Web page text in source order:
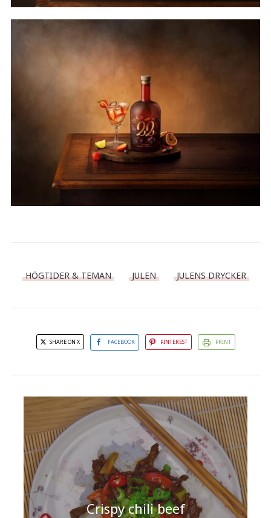
HÖGTIDER & TEMAN JULEN JULENS DRYCKER
SHARE ON X FACEBOOK PINTEREST PRINT
Crispy chili beef